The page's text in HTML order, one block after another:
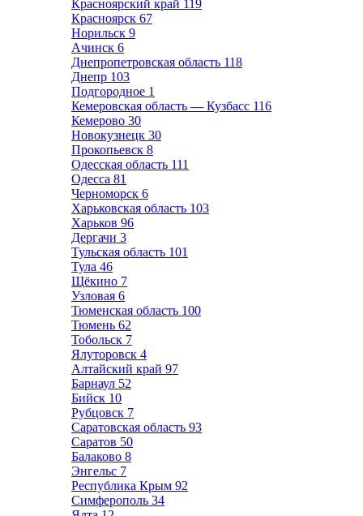
Красноярский край 119
Красноярск 67
Норильск 9
Ачинск 6
Днепропетровская область 118
Днепр 103
Подгородное 1
Кемеровская область — Кузбасс 116
Кемерово 30
Новокузнецк 30
Прокопьевск 8
Одесская область 111
Одесса 81
Черноморск 6
Харьковская область 103
Харьков 96
Дергачи 3
Тульская область 101
Тула 46
Щёкино 7
Узловая 6
Тюменская область 100
Тюмень 62
Тобольск 7
Ялуторовск 4
Алтайский край 97
Барнаул 52
Бийск 10
Рубцовск 7
Саратовская область 93
Саратов 50
Балаково 8
Энгельс 7
Республика Крым 92
Симферополь 34